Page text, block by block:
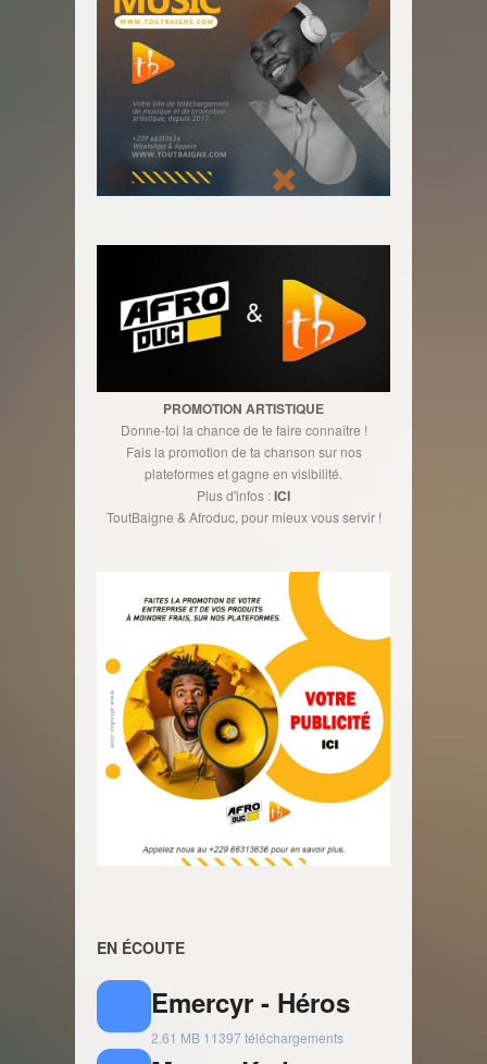
PROMOTION ARTISTIQUE
Donne-toi la chance de te faire connaître !
Fais la promotion de ta chanson sur nos
plateformes et gagne en visibilité.
Plus d'infos :ICI
ToutBaigne & Afroduc, pour mieux vous servir !
EN ÉCOUTE
Emercyr - Héros
2.61 MB 11397 téléchargements